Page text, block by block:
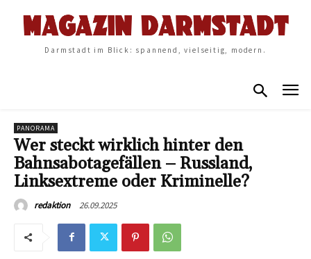
Darmstadt im Blick: spannend, vielseitig, modern.
PANORAMA
Wer steckt wirklich hinter den
Bahnsabotagefällen – Russland,
Linksextreme oder Kriminelle?
redaktion 26.09.2025